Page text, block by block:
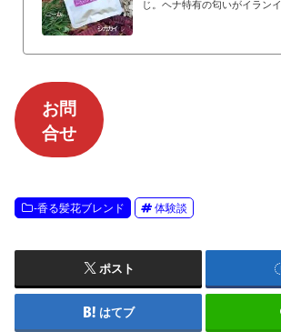
じ。ヘナ特有の匂いがイラン
お問
合せ
-香る髪花ブレンド 体験談
ポスト
はてブ